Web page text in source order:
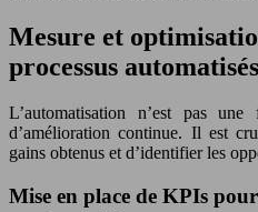
Mesure et
processus automatisés
L’automatisation n’est pas
d’amélioration continue. Il est
gains obtenus et d’identifier les
Mise en place de KPIs